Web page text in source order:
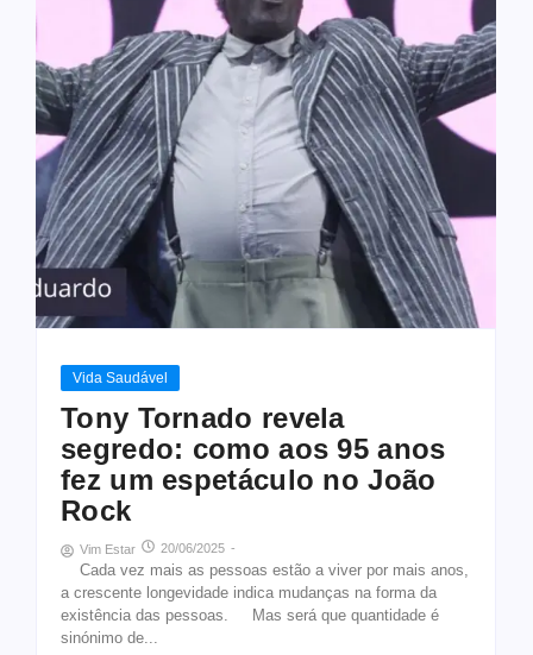
Vida Saudável
Tony Tornado revela
segredo: como aos 95 anos
fez um espetáculo no João
Rock
Vim Estar 20/06/2025 -
Cada vez mais as pessoas estão a viver por mais anos,
a crescente longevidade indica mudanças na forma da
existência das pessoas. Mas será que quantidade é
sinónimo de...